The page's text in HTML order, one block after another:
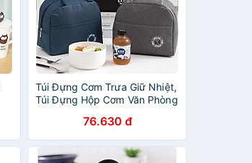
Túi Đựng Cơm Trưa Giữ Nhiệt,
Túi Đựng Hộp Cơm Văn Phòng
Ngẫu Nhiên76.630 đ